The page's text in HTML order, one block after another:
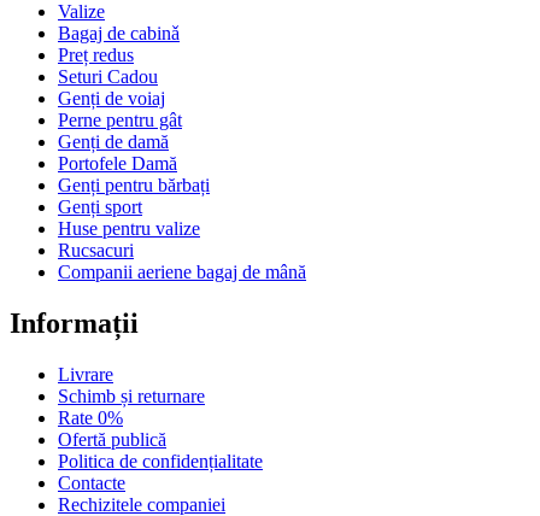
Valize
Bagaj de cabinǎ
Preț redus
Seturi Cadou
Genți de voiaj
Perne pentru gât
Genți de damă
Portofele Damă
Genți pentru bărbați
Genți sport
Huse pentru valize
Rucsacuri
Companii aeriene bagaj de mână
Informații
Livrare
Schimb și returnare
Rate 0%
Ofertă publică
Politica de confidențialitate
Contacte
Rechizitele companiei